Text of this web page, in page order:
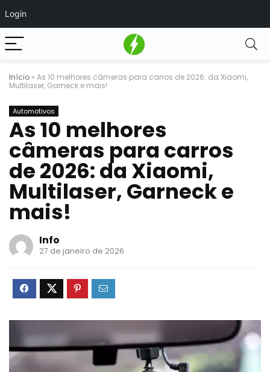
Login
Início » As 10 melhores câmeras para carros de 2026: da Xiaomi,
Multilaser, Garneck e mais!
Automotivos
As 10 melhores
câmeras para carros
de 2026: da Xiaomi,
Multilaser, Garneck e
mais!
Info
27 de janeiro de 2026